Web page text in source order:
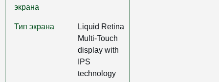
экрана
Тип экрана
Liquid Retina
Multi-Touch
display with
IPS
technology